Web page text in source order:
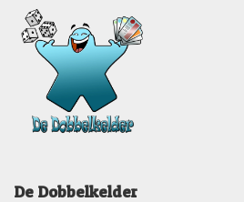
De Dobbelkelder